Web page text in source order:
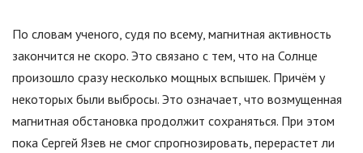
По словам ученого, судя по всему, магнитная активность
закончится не скоро. Это связано с тем, что на Солнце
произошло сразу несколько мощных вспышек. Причём у
некоторых были выбросы. Это означает, что возмущенная
магнитная обстановка продолжит сохраняться. При этом
пока Сергей Язев не смог спрогнозировать, перерастет ли